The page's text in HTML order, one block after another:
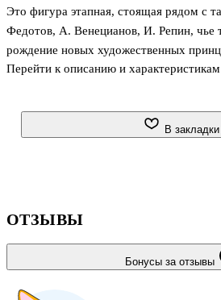
Это фигура этапная, стоящая рядом с
Федотов, А. Венецианов, И. Репин, чье
рождение новых художественных
в истории искусства. Перов совершил
вовсе. В своих бесхитростных,
Перейти к описанию и характеристикам
В закладки
ОТЗЫВЫ
Бонусы за отзывы